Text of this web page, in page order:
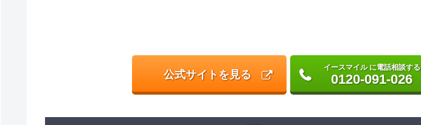
公式サイトを見る
イースマイル に電話相談する
0120-091-026